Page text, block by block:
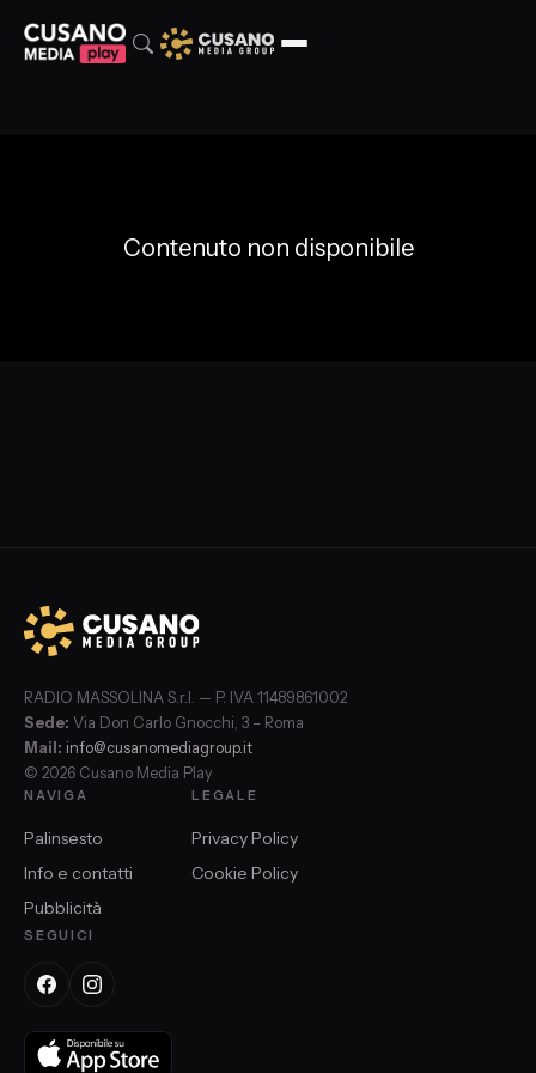
Contenuto non disponibile
RADIO MASSOLINA S.r.l. — P. IVA 11489861002
Sede: Via Don Carlo Gnocchi, 3 – Roma
Mail: info@cusanomediagroup.it
© 2026 Cusano Media Play
NAVIGA
Palinsesto
Info e contatti
Pubblicità
LEGALE
Privacy Policy
Cookie Policy
SEGUICI